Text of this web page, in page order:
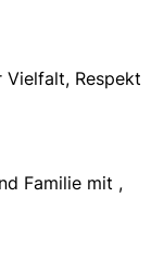
Vielfalt, Respekt
Familie mit ,